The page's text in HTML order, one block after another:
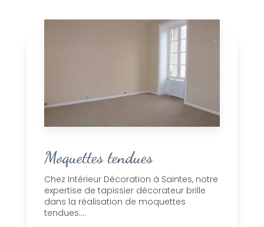
Moquettes tendues
Chez Intérieur Décoration à Saintes, notre
expertise de tapissier décorateur brille
dans la réalisation de moquettes
tendues....